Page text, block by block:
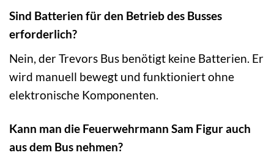
Sind Batterien für den Betrieb des Busses
erforderlich?
Nein, der Trevors Bus benötigt keine Batterien. Er
wird manuell bewegt und funktioniert ohne
elektronische Komponenten.
Kann man die Feuerwehrmann Sam Figur auch
aus dem Bus nehmen?